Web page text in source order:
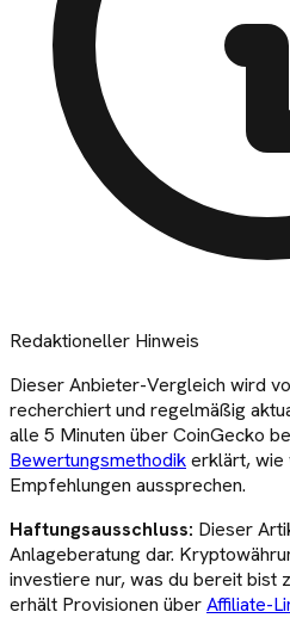
Redaktioneller Hinweis
DieserAnbieter-Vergleich wird
recherchiert und regelmäßig
alle 5 Minuten über CoinGecko
Bewertungsmethodikerklärt, wie
Empfehlungen aussprechen.
Haftungsausschluss: Dieser
Anlageberatung dar.
investiere nur, was du bereit bist
erhält Provisionen überAffiliate-